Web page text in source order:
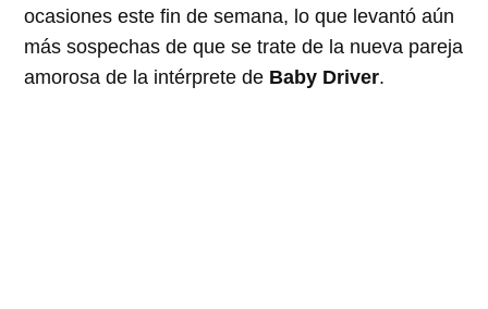
ocasiones este fin de semana, lo que levantó aún
más sospechas de que se trate de la nueva pareja
amorosa de la intérprete de Baby Driver.